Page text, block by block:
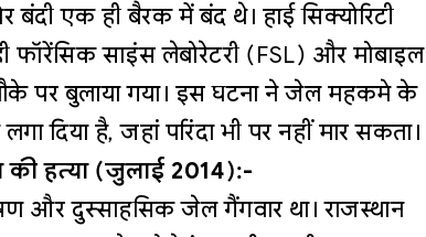
बंदी एक ही बैरक में बंद थे। हाई सिक्योरिटी
साइंस लेबोरेटरी (FSL) और मोबाइल
पर बुलाया गया। इस घटना ने जेल महकमे के
दिया है, जहां परिंदा भी पर नहीं मार सकता।
की हत्या (जुलाई 2014):-
और दुस्साहसिक जेल गैंगवार था। राजस्थान